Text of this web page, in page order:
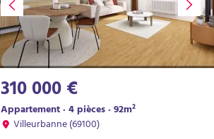
310 000 €
Appartement · 4 pièces · 92m²
Villeurbanne (69100)